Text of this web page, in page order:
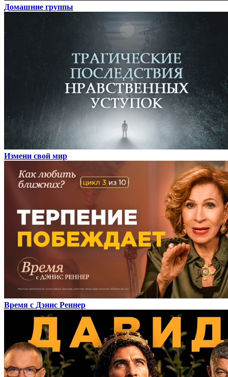
Домашние группы
Измени свой мир
Время с Дэнис Реннер